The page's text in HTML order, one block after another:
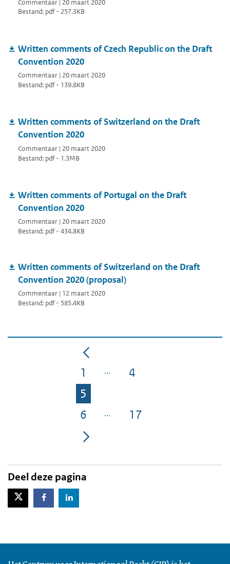
Commentaar | 20 maart 2020
Bestand: pdf - 257.3KB
Written comments of Czech Republic on the Draft
Convention 2020
Commentaar | 20 maart 2020
Bestand: pdf - 139.8KB
Written comments of Switzerland on the Draft
Convention 2020
Commentaar | 20 maart 2020
Bestand: pdf - 1.3MB
Written comments of Portugal on the Draft
Convention 2020
Commentaar | 20 maart 2020
Bestand: pdf - 434.8KB
Written comments of Switzerland on the Draft
Convention 2020 (proposal)
Commentaar | 12 maart 2020
Bestand: pdf - 585.4KB
Pagina
1 Pagina
4
Pagina
5
Pagina
6 Pagina
17
Deel deze pagina
X-TwitterFacebookLinkedIn